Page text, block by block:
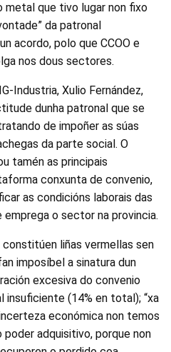
metal que tivo lugar non fixo
da patronal
acordo, polo que CCOO e
nos dous sectores.
Industria, Xulio Fernández,
dunha patronal que se
de impoñer as súas
da parte social. O
tamén as principais
conxunta de convenio,
as condicións laborais das
o sector na provincia.
constitúen liñas vermellas sen
imposíbel a sinatura dun
excesiva do convenio
insuficiente (14% en total); “xa
económica non temos
adquisitivo, porque non